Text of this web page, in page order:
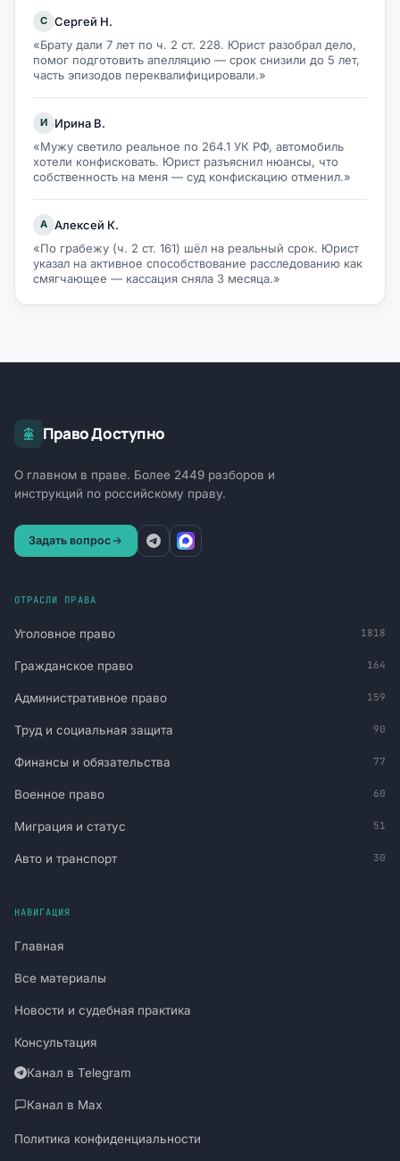
С Сергей Н.
«Брату дали 7 лет по ч. 2 ст. 228. Юрист разобрал дело,
помог подготовить апелляцию — срок снизили до 5 лет,
часть эпизодов переквалифицировали.»
И
Ирина В.
«Мужу светило реальное по 264.1 УК РФ, автомобиль
хотели конфисковать. Юрист разъяснил нюансы, что
собственность на меня — суд конфискацию отменил.»
А Алексей К.
«По грабежу (ч. 2 ст. 161) шёл на реальный срок. Юрист
указал на активное способствование расследованию как
смягчающее — кассация сняла 3 месяца.»
Право Доступно
О главном в праве. Более 2449 разборов и
инструкций по российскому праву.
Задать вопрос
ОТРАСЛИ ПРАВА
Уголовное право 1818
Гражданское право 164
Административное право 159
Труд и социальная защита 90
Финансы и обязательства 77
Военное право 60
Миграция и статус 51
Авто и транспорт 30
НАВИГАЦИЯ
Главная
Все материалы
Новости и судебная практика
Консультация
Канал в Telegram
Канал в Max
Политика конфиденциальности